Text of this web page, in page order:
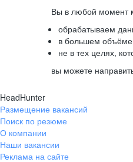
Вы в любой момент
обрабатываем
в большем
не в тех целях,
вы можете
HeadHunter
Размещение вакансий
Поиск по резюме
О компании
Наши вакансии
Реклама на сайте